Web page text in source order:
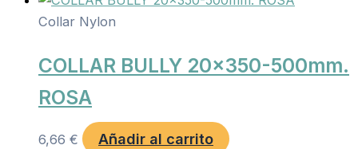
Collar Nylon
COLLAR BULLY 20×350-500mm.
ROSA
6,66 € Añadir al carrito